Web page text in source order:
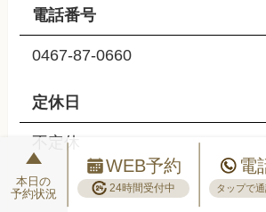
電話番号
0467-87-0660
定休日
不定休
本日の
予約状況
WEB予約
24時間受付中
電
タップで